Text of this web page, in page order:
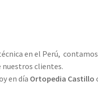
en el Perú,
nuestros clientes.
en día Ortopedia Castillo